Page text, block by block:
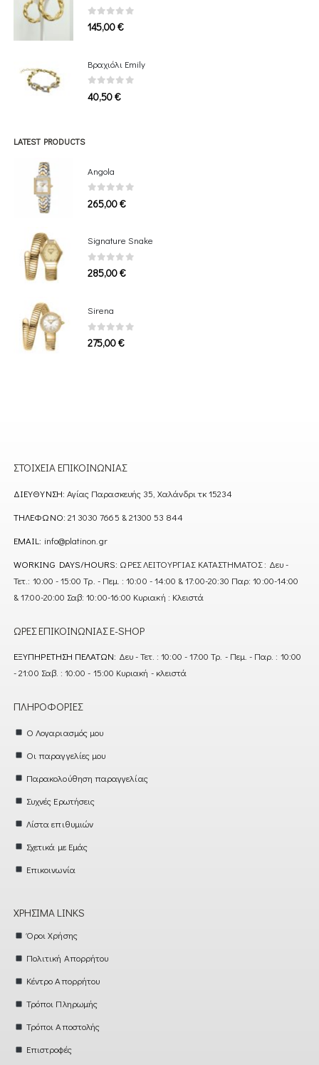
0out of 5
145,00€
Bραχιόλι Emily
0 out of 5
40,50€
LATEST PRODUCTS
Angola
0 out of 5
265,00€
Signature Snake
0out of 5
285,00€
Sirena
0out of 5
275,00€
ΣΤΟΙΧΕΊΑ ΕΠΙΚΟΙΝΩΝΊΑΣ
ΔΙΕΎΘΥΝΣΗ: Αγίας Παρασκευής 35, Χαλάνδρι τκ 15234
ΤΗΛΈΦΩΝΟ: 21 3030 7665 & 21300 53 844
EMAIL: info@platinon.gr
WORKING DAYS/HOURS: ΩΡΕΣ ΛΕΙΤΟΥΡΓΙΑΣ ΚΑΤΑΣΤΗΜΑΤΟΣ : Δευ -
Τετ.: 10:00 - 15:00 Τρ. - Πεμ. : 10:00 - 14:00 & 17:00-20:30 Παρ: 10:00-14:00
& 17:00-20:00 Σαβ: 10:00-16:00 Κυριακή : Κλειστά
ΏΡΕΣ ΕΠΙΚΟΙΝΩΝΊΑΣ E-SHOP
ΕΞΥΠΗΡΈΤΗΣΗ ΠΕΛΑΤΏΝ: Δευ - Τετ. : 10:00 - 17:00 Τρ. - Πεμ. - Παρ. : 10:00
- 21:00 Σαβ. : 10:00 - 15:00 Κυριακή - κλειστά
ΠΛΗΡΟΦΟΡΊΕΣ
Ο Λογαριασμός μου
Οι παραγγελίες μου
Παρακολούθηση παραγγελίας
Συχνές Ερωτήσεις
Λίστα επιθυμιών
Σχετικά με Εμάς
Επικοινωνία
ΧΡΉΣΙΜΑ LINKS
Όροι Χρήσης
Πολιτική Απορρήτου
Κέντρο Απορρήτου
Τρόποι Πληρωμής
Τρόποι Αποστολής
Επιστροφές